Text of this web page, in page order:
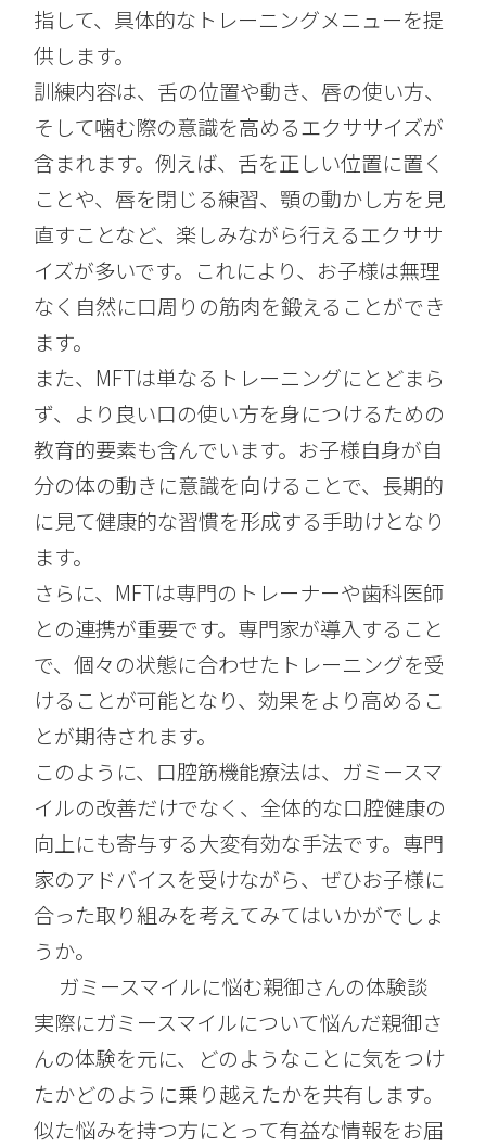
指して、具体的なトレーニングメニューを提
供します。
訓練内容は、舌の位置や動き、唇の使い方、
そして噛む際の意識を高めるエクササイズが
含まれます。例えば、舌を正しい位置に置く
ことや、唇を閉じる練習、顎の動かし方を見
直すことなど、楽しみながら行えるエクササ
イズが多いです。これにより、お子様は無理
なく自然に口周りの筋肉を鍛えることができ
ます。
また、MFTは単なるトレーニングにとどまら
ず、より良い口の使い方を身につけるための
教育的要素も含んでいます。お子様自身が自
分の体の動きに意識を向けることで、長期的
に見て健康的な習慣を形成する手助けとなり
ます。
さらに、MFTは専門のトレーナーや歯科医師
との連携が重要です。専門家が導入すること
で、個々の状態に合わせたトレーニングを受
けることが可能となり、効果をより高めるこ
とが期待されます。
このように、口腔筋機能療法は、ガミースマ
イルの改善だけでなく、全体的な口腔健康の
向上にも寄与する大変有効な手法です。専門
家のアドバイスを受けながら、ぜひお子様に
合った取り組みを考えてみてはいかがでしょ
うか。
ガミースマイルに悩む親御さんの体験談
実際にガミースマイルについて悩んだ親御さ
んの体験を元に、どのようなことに気をつけ
たかどのように乗り越えたかを共有します。
似た悩みを持つ方にとって有益な情報をお届